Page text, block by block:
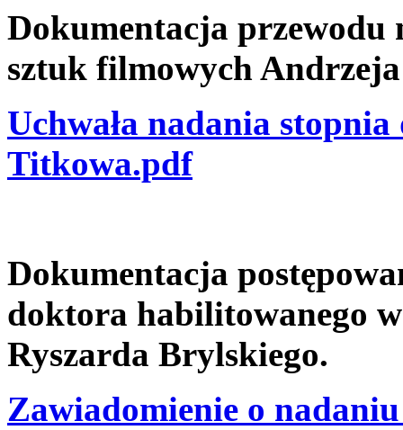
Dokumentacja przewodu
sztuk filmowych
Uchwała nadania
Titkowa.pdf
Dokumentacja
doktora habilitowanego
Ryszarda Brylskiego.
Zawiadomienie o